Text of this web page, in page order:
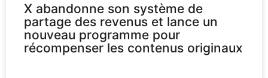
X abandonne son système de
partage des revenus et lance un
nouveau programme pour
récompenser les contenus originaux